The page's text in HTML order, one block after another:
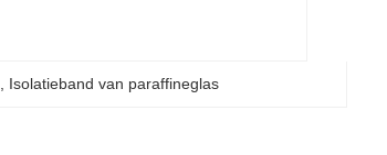
Isolatieband van paraffineglas